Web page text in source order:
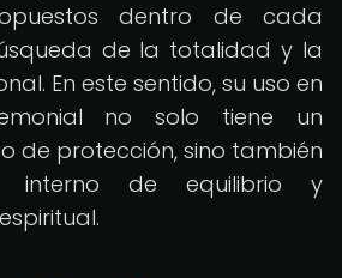
dentro de cada
de la totalidad y la
En este sentido, su uso en
no solo tiene un
de protección, sino también
interno de equilibrio y